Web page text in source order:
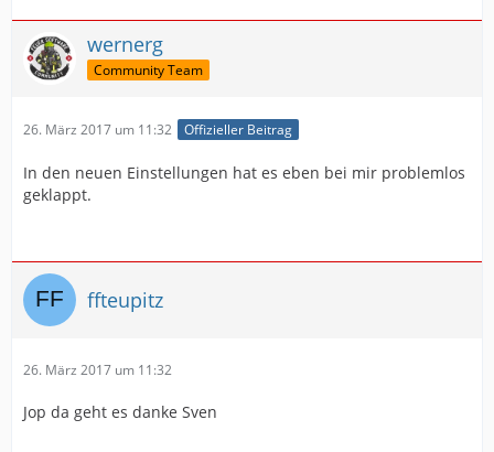
wernerg
Community Team
26. März 2017 um 11:32 Offizieller Beitrag
In den neuen Einstellungen hat es eben bei mir problemlos
geklappt.
ffteupitz
26. März 2017 um 11:32
Jop da geht es danke Sven